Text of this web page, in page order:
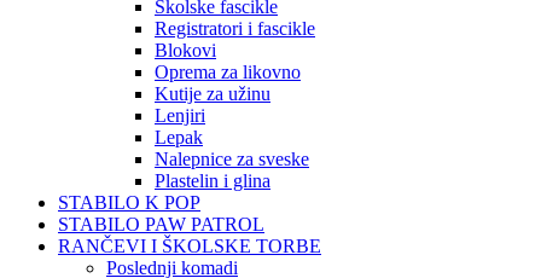
Školske fascikle
Registratori i fascikle
Blokovi
Oprema za likovno
Kutije za užinu
Lenjiri
Lepak
Nalepnice za sveske
Plastelin i glina
STABILO K POP
STABILO PAW PATROL
RANČEVI I ŠKOLSKE TORBE
Poslednji komadi